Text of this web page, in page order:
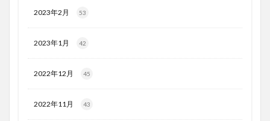
2023年2月 53
2023年1月 42
2022年12月 45
2022年11月 43